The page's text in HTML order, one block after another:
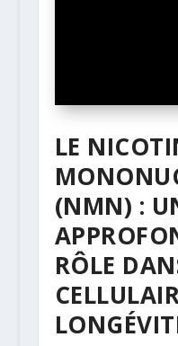
LE
(NMN) :
RÔLE